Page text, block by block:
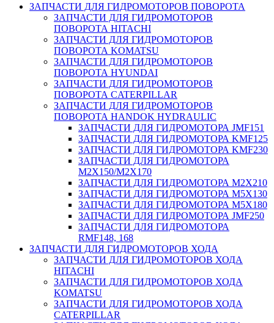
ЗАПЧАСТИ ДЛЯ ГИДРОМОТОРОВ ПОВОРОТА
ЗАПЧАСТИ ДЛЯ ГИДРОМОТОРОВ
ПОВОРОТА HITACHI
ЗАПЧАСТИ ДЛЯ ГИДРОМОТОРОВ
ПОВОРОТА KOMATSU
ЗАПЧАСТИ ДЛЯ ГИДРОМОТОРОВ
ПОВОРОТА HYUNDAI
ЗАПЧАСТИ ДЛЯ ГИДРОМОТОРОВ
ПОВОРОТА CATERPILLAR
ЗАПЧАСТИ ДЛЯ ГИДРОМОТОРОВ
ПОВОРОТА HANDOK HYDRAULIC
ЗАПЧАСТИ ДЛЯ ГИДРОМОТОРА JMF151
ЗАПЧАСТИ ДЛЯ ГИДРОМОТОРА KMF125
ЗАПЧАСТИ ДЛЯ ГИДРОМОТОРА KMF230
ЗАПЧАСТИ ДЛЯ ГИДРОМОТОРА
M2X150/M2X170
ЗАПЧАСТИ ДЛЯ ГИДРОМОТОРА M2X210
ЗАПЧАСТИ ДЛЯ ГИДРОМОТОРА M5X130
ЗАПЧАСТИ ДЛЯ ГИДРОМОТОРА M5X180
ЗАПЧАСТИ ДЛЯ ГИДРОМОТОРА JMF250
ЗАПЧАСТИ ДЛЯ ГИДРОМОТОРА
RMF148, 168
ЗАПЧАСТИ ДЛЯ ГИДРОМОТОРОВ ХОДА
ЗАПЧАСТИ ДЛЯ ГИДРОМОТОРОВ ХОДА
HITACHI
ЗАПЧАСТИ ДЛЯ ГИДРОМОТОРОВ ХОДА
KOMATSU
ЗАПЧАСТИ ДЛЯ ГИДРОМОТОРОВ ХОДА
CATERPILLAR